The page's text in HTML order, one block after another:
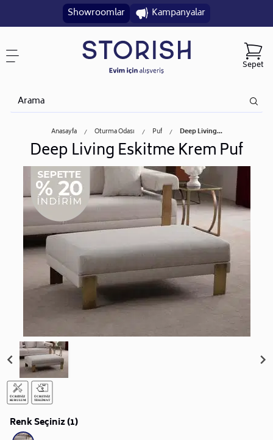
Showroomlar Kampanyalar
Sepet
Anasayfa Oturma Odası Puf Deep Living...
Deep Living Eskitme Krem Puf
Renk Seçiniz (1)